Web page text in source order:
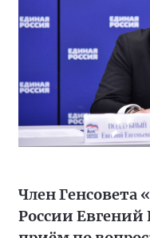
Член Генсовета
России